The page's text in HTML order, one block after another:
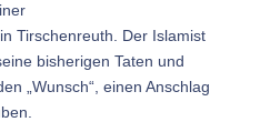
Tirschenreuth. Der Islamist
bisherigen Taten und
„Wunsch“, einen Anschlag